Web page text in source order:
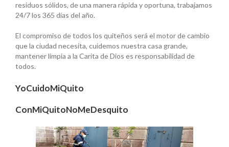
residuos sólidos, de una manera rápida y oportuna, trabajamos
24/7 los 365 días del año.
El compromiso de todos los quiteños será el motor de cambio
que la ciudad necesita, cuidemos nuestra casa grande,
mantener limpia a la Carita de Dios es responsabilidad de
todos.
YoCuidoMiQuito
ConMiQuitoNoMeDesquito